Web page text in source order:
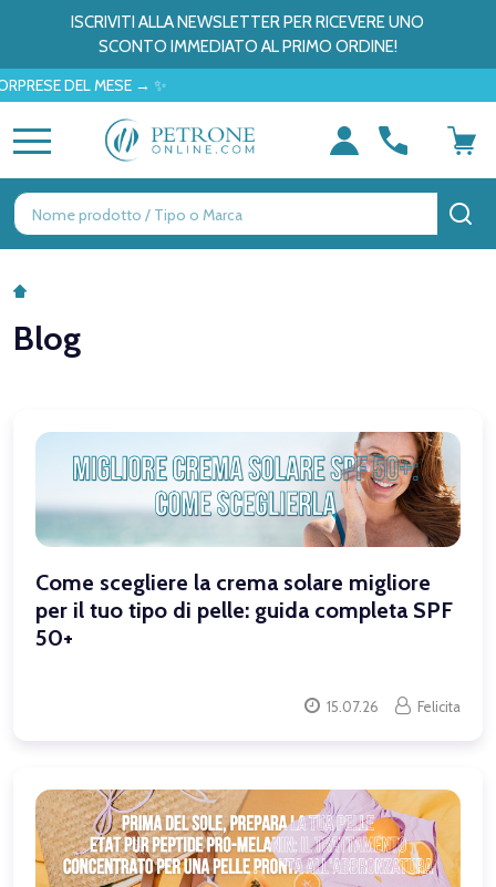
ISCRIVITI ALLA NEWSLETTER PER RICEVERE UNO
SCONTO IMMEDIATO AL PRIMO ORDINE!
DEL MESE → ✨
Ricerca
Blog
Come scegliere la crema solare migliore
per il tuo tipo di pelle: guida completa SPF
50+
15.07.26 Felicita